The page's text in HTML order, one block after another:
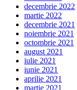
decembrie 2022
martie 2022
decembrie 2021
noiembrie 2021
octombrie 2021
august 2021
iulie 2021
iunie 2021
aprilie 2021
martie 2021